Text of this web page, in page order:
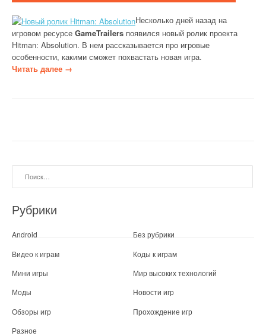
Несколько дней назад на
игровом ресурсе GameTrailers появился новый ролик проекта
Hitman: Absolution. В нем рассказывается про игровые
особенности, какими сможет похвастать новая игра.
Читать далее «
л
к
→
Рубрики
Android
Без рубрики
Видео к играм
Коды к играм
Мини игры
Мир высоких технологий
Моды
Новости игр
Обзоры игр
Прохождение игр
Разное